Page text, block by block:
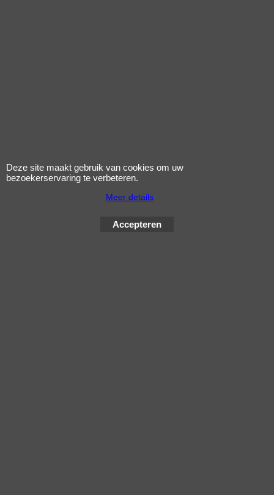
Deze site maakt gebruik van cookies om uw
bezoekerservaring te verbeteren.
Meer details
Accepteren